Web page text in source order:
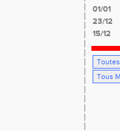
01/01
23/12
15/12